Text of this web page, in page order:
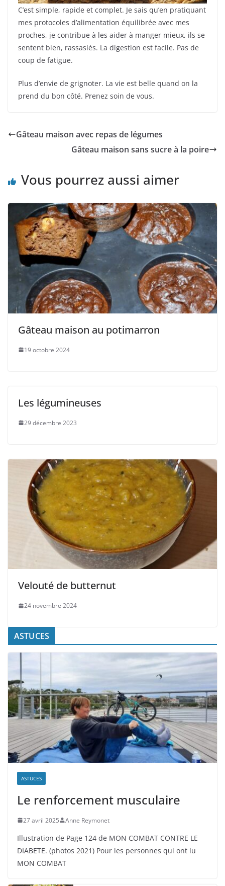
C’est simple, rapide et complet. Je sais qu’en pratiquant
mes protocoles d’alimentation équilibrée avec mes
proches, je contribue à les aider à manger mieux, ils se
sentent bien, rassasiés. La digestion est facile. Pas de
coup de fatigue.
Plus d’envie de grignoter. La vie est belle quand on la
prend du bon côté. Prenez soin de vous.
Gâteau maison avec repas de légumes
Gâteau maison sans sucre à la poire
Vous pourrez aussi aimer
Gâteau maison au potimarron
19 octobre 2024
Les légumineuses
29 décembre 2023
Velouté de butternut
24 novembre 2024
ASTUCES
ASTUCES
Le renforcement musculaire
27 avril 2025 Anne Reymonet
Illustration de Page 124 de MON COMBAT CONTRE LE
DIABETE. (photos 2021) Pour les personnes qui ont lu
MON COMBAT